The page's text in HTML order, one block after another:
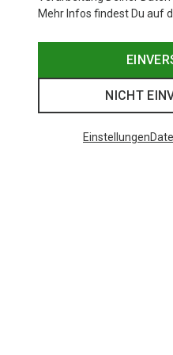
Mehr Infos findest Du auf
NICHT
Einstellungen